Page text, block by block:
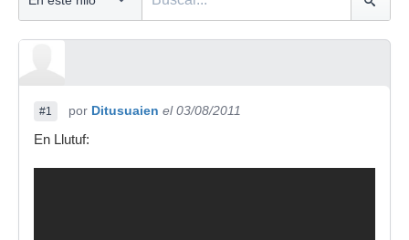
#1 por Ditusuaien el 03/08/2011
En Llutuf: